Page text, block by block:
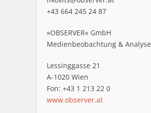
+43 664 245 24 87
»OBSERVER« GmbH
Medienbeobachtung & Analyse
Lessinggasse 21
A-1020 Wien
Fon: +43 1 213 22 0
www.observer.at